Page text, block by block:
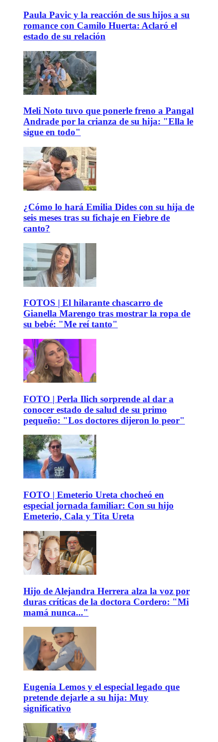
Paula Pavic y la reacción de sus hijos a su
romance con Camilo Huerta: Aclaró el
estado de su relación
Meli Noto tuvo que ponerle freno a Pangal
Andrade por la crianza de su hija: "Ella le
sigue en todo"
¿Cómo lo hará Emilia Dides con su hija de
seis meses tras su fichaje en Fiebre de
canto?
FOTOS | El hilarante chascarro de
Gianella Marengo tras mostrar la ropa de
su bebé: "Me reí tanto"
FOTO | Perla Ilich sorprende al dar a
conocer estado de salud de su primo
pequeño: "Los doctores dijeron lo peor"
FOTO | Emeterio Ureta chocheó en
especial jornada familiar: Con su hijo
Emeterio, Cala y Tita Ureta
Hijo de Alejandra Herrera alza la voz por
duras críticas de la doctora Cordero: "Mi
mamá nunca..."
Eugenia Lemos y el especial legado que
pretende dejarle a su hija: Muy
significativo